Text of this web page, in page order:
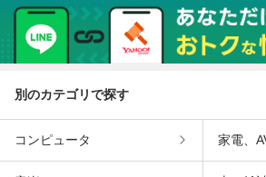
別のカテゴリで探す
コンピュータ 家電、